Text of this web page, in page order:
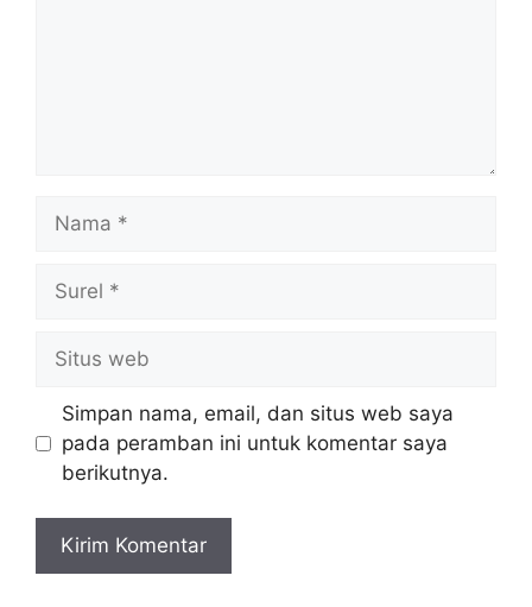
web
Simpan nama, email, dan situs web saya
pada peramban ini untuk komentar saya
berikutnya.